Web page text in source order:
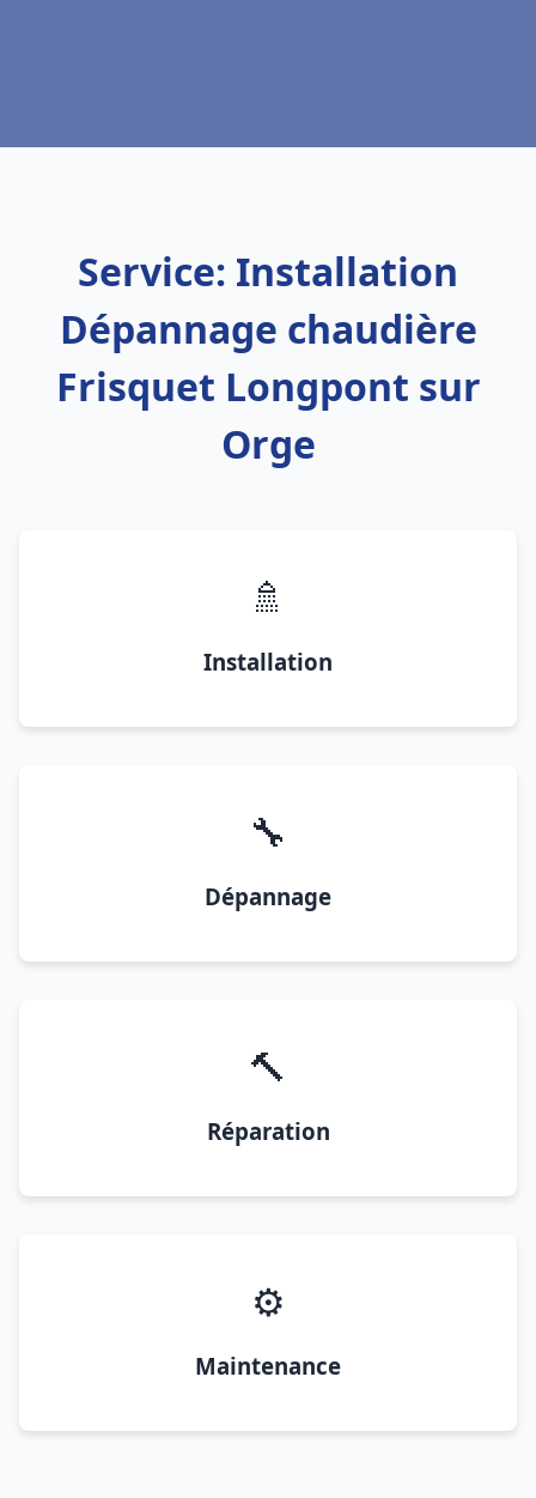
Service: Installation
Dépannage chaudière
Frisquet Longpont sur
Orge
🚿
Installation
🔧
Dépannage
🔨
Réparation
⚙️
Maintenance